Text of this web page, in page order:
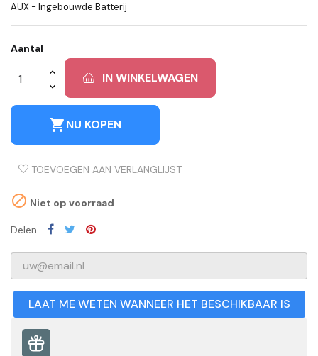
AUX - Ingebouwde Batterij
Aantal
IN WINKELWAGEN
shopping_cartNU KOPEN
TOEVOEGEN AAN VERLANGLIJST
 Niet op voorraad
Delen
LAAT ME WETEN WANNEER HET BESCHIKBAAR IS